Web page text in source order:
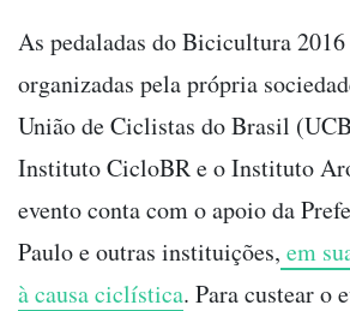
As pedaladas do Bicicultura
organizadas pela própria
União de Ciclistas do Brasil
Instituto CicloBR e o Instituto
evento conta com o apoio da
Paulo e outras instituições, em
à causa ciclística. Para custear o